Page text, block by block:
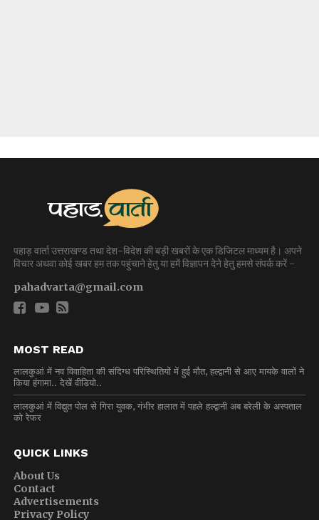
पहाड़ वार्ता उत्तराखण्ड तथा देश-विदेश की बड़ी खबरों के एक डिजिटल माध्यम है। अपने
विचार अथवा कोई खबर हम तक पहुंचाने हेतु या हमें विज्ञापन देने हेतु हमसे संपर्क करें -
pahadvarta@gmail.com
MOST READ
लालकुआं में नव विवाहिता की संदिग्ध परिस्थितियों में हुई मौत, हल्द्वानी से आए मायके वालों ने
किया हंगामा.. देखें वीडियो..
लालकुआं में विद्युत पोल से गिरा युवक, गंभीर हालात में पहले हल्द्वानी अब बरेली के अस्पताल
को रेफर
QUICK LINKS
About Us
Contact
Advertisements
Privacy Policy